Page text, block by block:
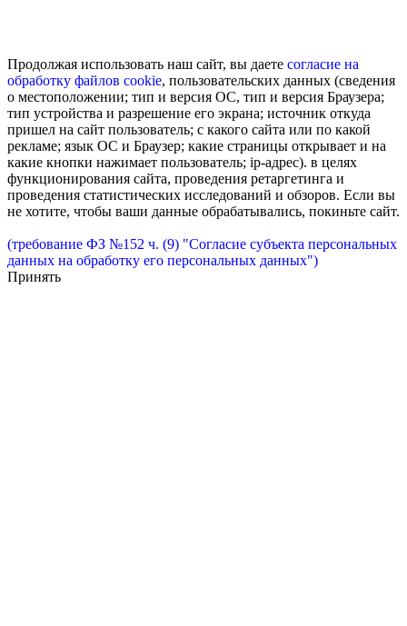
Продолжая использовать наш сайт, вы даете согласие на
обработку файлов cookie, пользовательских данных (сведения
о местоположении; тип и версия ОС, тип и версия Браузера;
тип устройства и разрешение его экрана; источник откуда
пришел на сайт пользователь; с какого сайта или по какой
рекламе; язык ОС и Браузер; какие страницы открывает и на
какие кнопки нажимает пользователь; ip-адрес). в целях
функционирования сайта, проведения ретаргетинга и
проведения статистических исследований и обзоров. Если вы
не хотите, чтобы ваши данные обрабатывались, покиньте сайт.
(требование ФЗ №152 ч. (9) "Согласие субъекта персональных
данных на обработку его персональных данных")
Принять